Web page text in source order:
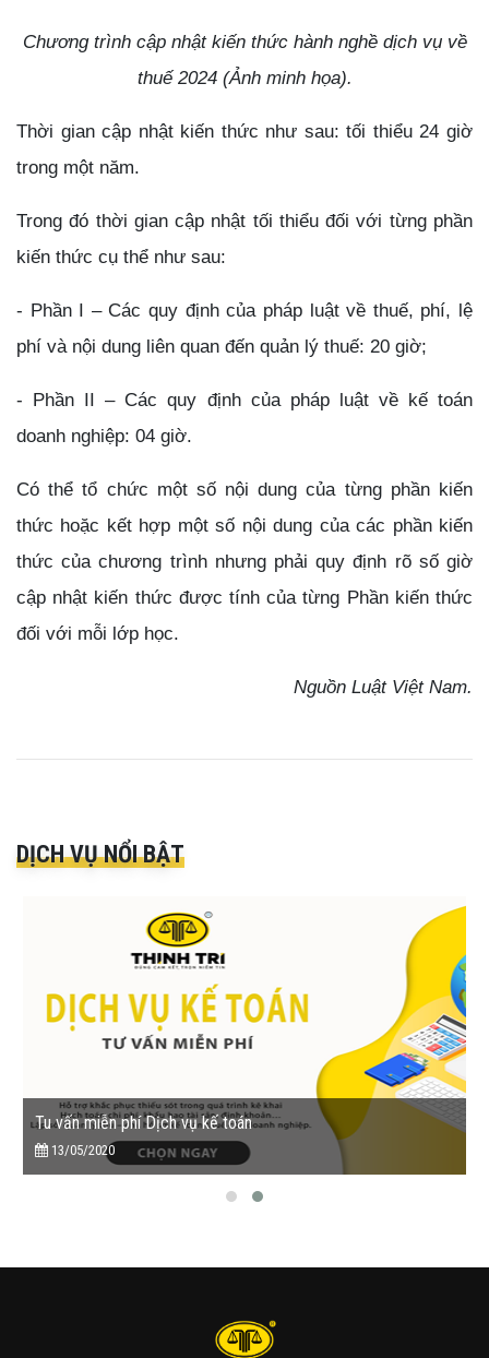
Chương trình cập nhật kiến thức hành nghề dịch vụ về
thuế 2024 (Ảnh minh họa).
Thời gian cập nhật kiến thức như sau: tối thiểu 24 giờ
trong một năm.
Trong đó thời gian cập nhật tối thiểu đối với từng phần
kiến thức cụ thể như sau:
- Phần I – Các quy định của pháp luật về thuế, phí, lệ
phí và nội dung liên quan đến quản lý thuế: 20 giờ;
- Phần II – Các quy định của pháp luật về kế toán
doanh nghiệp: 04 giờ.
Có thể tổ chức một số nội dung của từng phần kiến
thức hoặc kết hợp một số nội dung của các phần kiến
thức của chương trình nhưng phải quy định rõ số giờ
cập nhật kiến thức được tính của từng Phần kiến thức
đối với mỗi lớp học.
Nguồn Luật Việt Nam.
DỊCH VỤ NỔI BẬT
Tu vấn miễn phí Dịch vụ kế toán
13/05/2020